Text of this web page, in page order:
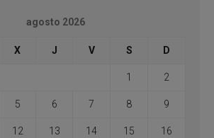
agosto 2026
X J V S D
1 2
5 6 7 8 9
12 13 14 15 16